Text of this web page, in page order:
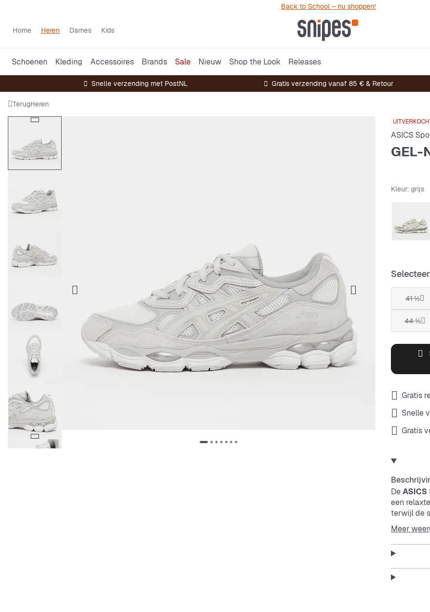
Back to School – nu shoppen!
Home Heren Dames Kids
Schoenen Kleding Accessoires Brands Sale Nieuw Shop the Look Releases
Snelle verzending met PostNL Gratis verzending vanaf 85 € & Retour
TerugHeren
ASICS
GEL-
Kleur: grijs
41 ½
44 ½
Gratis
Snelle
Gratis
DeASICS
een
terwijl de
comfort.
Features:
Meer